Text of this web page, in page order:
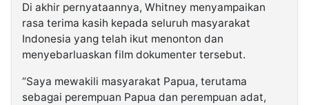
Di akhir pernyataannya, Whitney menyampaikan
rasa terima kasih kepada seluruh masyarakat
Indonesia yang telah ikut menonton dan
menyebarluaskan film dokumenter tersebut.
“Saya mewakili masyarakat Papua, terutama
sebagai perempuan Papua dan perempuan adat,